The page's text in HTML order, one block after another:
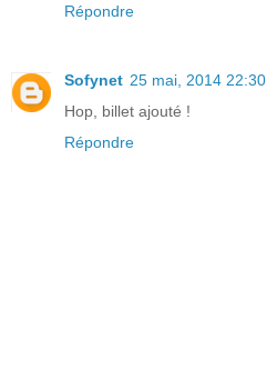
Répondre
Sofynet 25 mai, 2014 22:30
Hop, billet ajouté !
Répondre